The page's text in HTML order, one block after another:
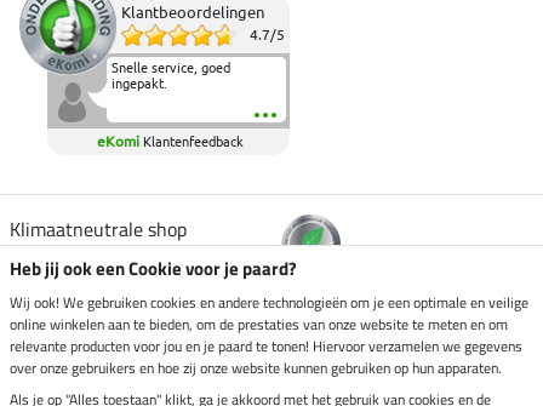
Klantbeoordelingen
4.7/5
Snelle service, goed
ingepakt.
eKomi Klantenfeedback
Klimaatneutrale shop
Verzending per
Veilig betalen met
Heb jij ook een Cookie voor je paard?
Wij ook! We gebruiken cookies en andere technologieën om je een optimale en veilige
online winkelen aan te bieden, om de prestaties van onze website te meten en om
relevante producten voor jou en je paard te tonen! Hiervoor verzamelen we gegevens
over onze gebruikers en hoe zij onze website kunnen gebruiken op hun apparaten.
Als je op "Alles toestaan" klikt, ga je akkoord met het gebruik van cookies en de